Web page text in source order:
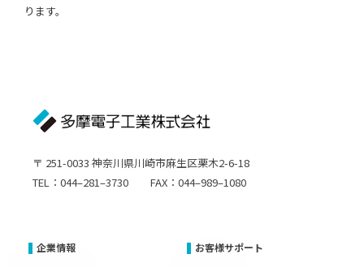
ります。
〒 251-0033 神奈川県川崎市麻生区栗木2-6-18
TEL：044–281–3730 FAX：044–989–1080
企業情報 お客様サポート